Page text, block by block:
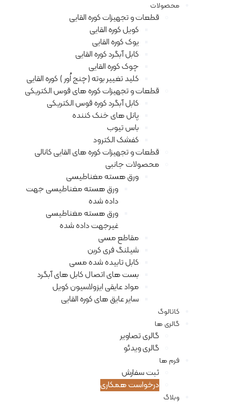
محصولات
قطعات و تجهیزات کوره القایی
کویل کوره القایی
یوک کوره القایی
کابل آبگرد کوره القایی
چوک کوره القایی
کلید تغییر بوته (چنج اُور ) کوره القایی
قطعات و تجهیزات کوره های قوس الکتریکی
کابل آبگرد کوره قوس الکتریکی
پانل های خنک کننده
باس تیوب
کفشک الکترود
قطعات و تجهیزات کوره های القایی کانالی
محصولات جانبی
ورق هسته مغناطیسی
ورق هسته مغناطیسی جهت
داده شده
ورق هسته مغناطیسی
غیرجهت داده شده
مقاطع مسی
شیلنگ فری کربن
کابل تابیده شده مسی
بست های اتصال کابل های آبگرد
مواد عایقی ایزولاسیون کویل
سایر عایق های کوره القایی
کاتالوگ
گالری ها
گالری تصاویر
گالری ویدئو
فرم ها
ثبت سفارش
درخواست همکاری
وبلاگ